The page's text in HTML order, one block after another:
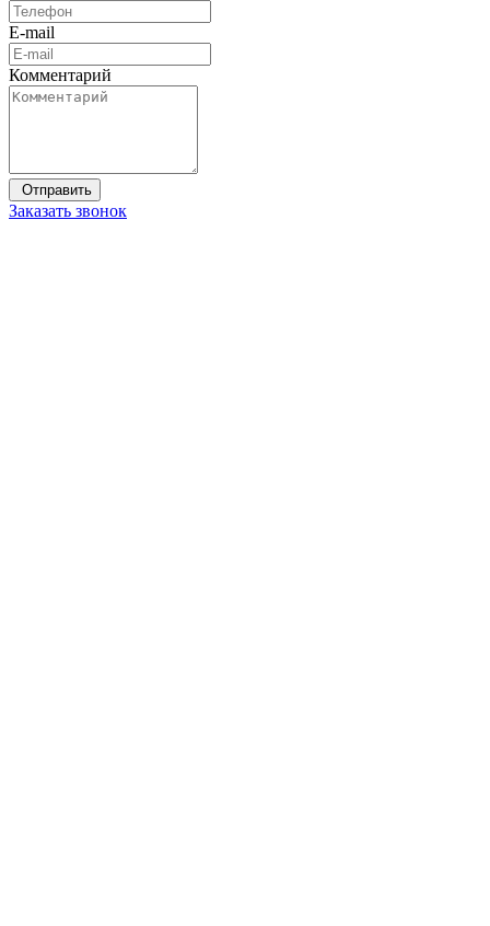
E-mail
Комментарий
Заказать звонок